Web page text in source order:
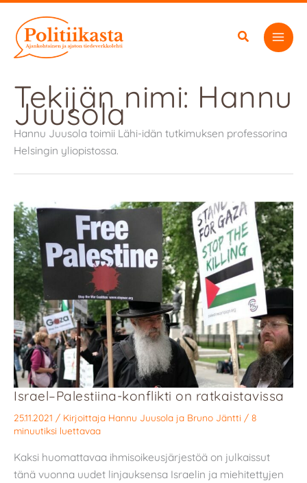
sisältöön
Tekijän nimi: Hannu
Juusola
Hannu Juusola toimii Lähi-idän tutkimuksen professorina
Helsingin yliopistossa.
Israel–Palestiina-konflikti on ratkaistavissa
25.11.2021 / Kirjoittaja Hannu Juusola ja Bruno Jäntti / 8
minuutiksi luettavaa
Kaksi huomattavaa ihmisoikeusjärjestöä on julkaissut
tänä vuonna uudet linjauksensa Israelin ja miehitettyjen